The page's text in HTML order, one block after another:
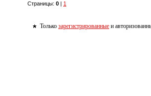
Страницы: 0 | 1
Только зарегистрированные и